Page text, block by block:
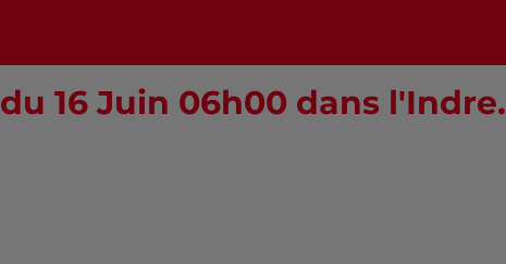
16 Juin 06h00 dans l'Indre.